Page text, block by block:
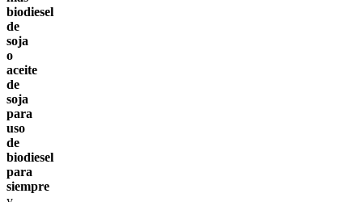
biodiesel
de
soja
o
aceite
de
soja
para
uso
de
biodiesel
para
siempre